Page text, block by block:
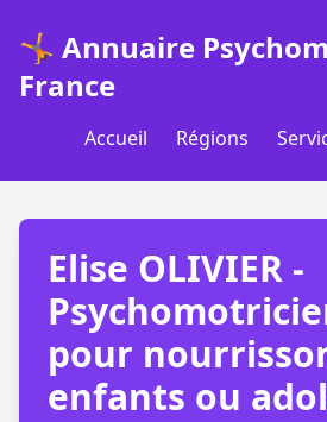
🤸 Annuaire
France
Accueil Régions
Elise OLIVIER -
pour
enfants ou